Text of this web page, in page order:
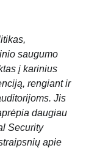
saugumo
į karinius
rengiant ir
Jis
daugiau
Security
apie